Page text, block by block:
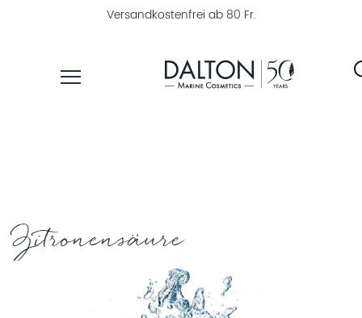
Versandkostenfrei ab 80 Fr.
ÜBER
DALTON
Zitronensäure